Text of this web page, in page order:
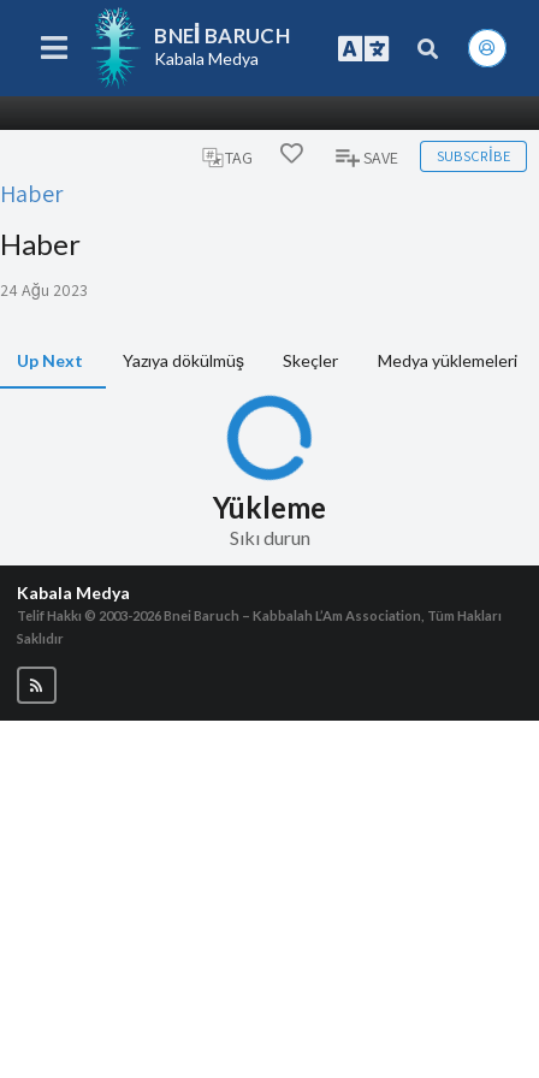
BNEI BARUCH
Kabala Medya
TAG SAVE SUBSCRIBE
Haber
Haber
24 Ağu 2023
Up Next Yazıya dökülmüş Skeçler Medya yüklemeleri
Yükleme
Sıkı durun
Kabala Medya
Telif Hakkı © 2003-2026Bnei Baruch – Kabbalah L’Am Association, Tüm Hakları
Saklıdır